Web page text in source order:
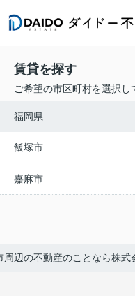
賃貸を探す
ご希望の市区町村を選択し
福岡県
飯塚市
嘉麻市
周辺の不動産のことなら株式